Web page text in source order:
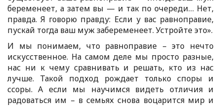
беременеет, а затем вы — и так по очереди… Нет,
правда. Я говорю правду: Если у вас равноправие,
пускай тогда ваш муж забеременеет. Устройте это».
И мы понимаем, что равноправие – это нечто
искусственное. На самом деле мы просто разные,
нас ни к чему сравнивать и решать, кто из нас
лучше. Такой подход рождает только споры и
ссоры. А если мы научимся видеть отличия и
радоваться им – в семьях снова воцарится мир и